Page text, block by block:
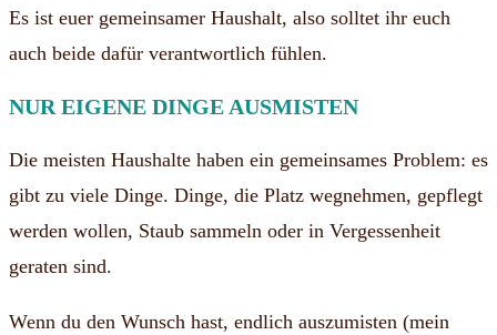
Es ist euer gemeinsamer Haushalt, also solltet ihr euch
auch beide dafür verantwortlich fühlen.
NUR EIGENE DINGE AUSMISTEN
Die meisten Haushalte haben ein gemeinsames Problem: es
gibt zu viele Dinge. Dinge, die Platz wegnehmen, gepflegt
werden wollen, Staub sammeln oder in Vergessenheit
geraten sind.
Wenn du den Wunsch hast, endlich auszumisten (mein